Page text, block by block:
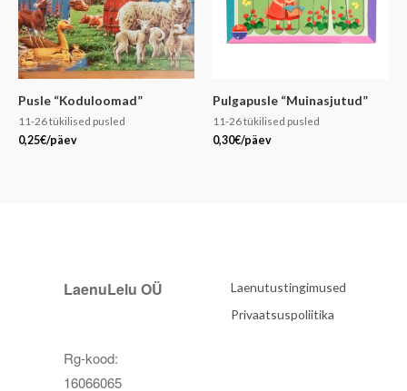
Pusle “Koduloomad”
11-26 tükilised pusled
0,25€/päev
Pulgapusle “Muinasjutud”
11-26 tükilised pusled
0,30€/päev
LaenuLelu OÜ
Rg-kood:
16066065
Laenutustingimused
Privaatsuspoliitika